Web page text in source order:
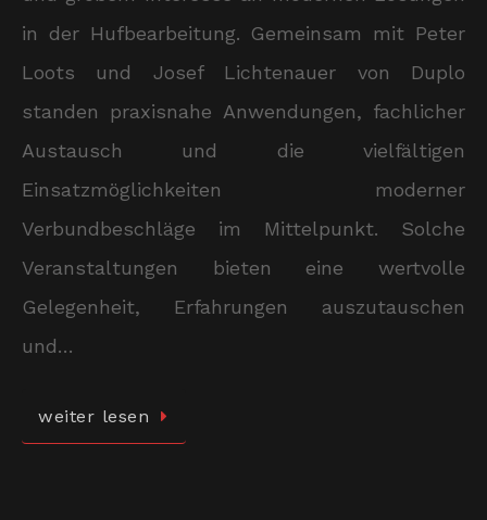
in der Hufbearbeitung. Gemeinsam mit Peter
Loots und Josef Lichtenauer von Duplo
standen praxisnahe Anwendungen, fachlicher
Austausch und die vielfältigen
Einsatzmöglichkeiten moderner
Verbundbeschläge im Mittelpunkt. Solche
Veranstaltungen bieten eine wertvolle
Gelegenheit, Erfahrungen auszutauschen
und…
weiter lesen